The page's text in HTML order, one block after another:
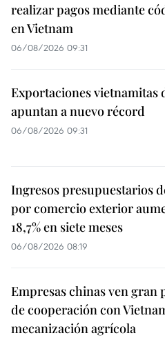
realizar pagos mediante
en Vietnam
06/08/2026 09:31
Exportaciones vietnamitas
apuntan a nuevo récord
06/08/2026 09:31
Ingresos presupuestarios
por comercio exterior
18,7% en siete meses
06/08/2026 08:19
Empresas chinas ven gran
de cooperación con
mecanización agrícola